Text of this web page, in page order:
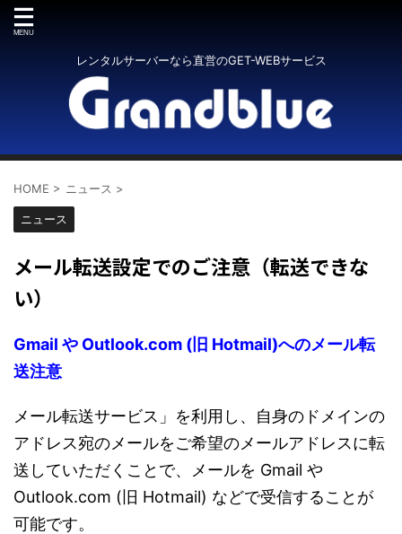
レンタルサーバーなら直営のGET-WEBサービス
HOME > ニュース >
ニュース
メール転送設定でのご注意（転送できな
い）
Gmail や Outlook.com (旧 Hotmail)へのメール転
送注意
メール転送サービス」を利用し、自身のドメインの
アドレス宛のメールをご希望のメールアドレスに転
送していただくことで、メールを Gmail や
Outlook.com (旧 Hotmail) などで受信することが
可能です。